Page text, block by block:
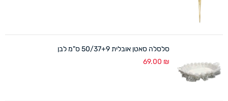
סלסלה סאטן אובלית 50/37+9 ס"מ לבן
69.00 ₪